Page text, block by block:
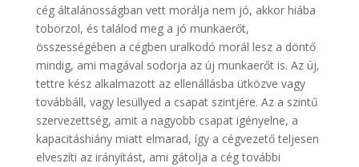
cég általánosságban vett morálja nem jó, akkor hiába
toborzol, és találod meg a jó munkaerőt,
összességében a cégben uralkodó morál lesz a döntő
mindig, ami magával sodorja az új munkaerőt is. Az új,
tettre kész alkalmazott az ellenállásba ütközve vagy
továbbáll, vagy lesüllyed a csapat szintjére. Az a szintű
szervezettség, amit a nagyobb csapat igényelne, a
kapacitáshiány miatt elmarad, így a cégvezető teljesen
elveszíti az irányítást, ami gátolja a cég további